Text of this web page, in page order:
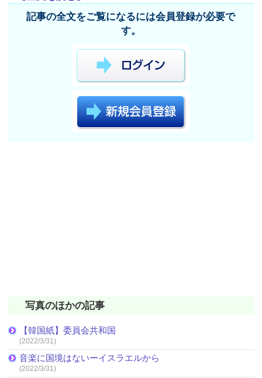
記事の全文をご覧になるには会員登録が必要で
す。
写真のほかの記事
【韓国紙】委員会共和国
(2022/3/31)
音楽に国境はないーイスラエルから
(2022/3/31)